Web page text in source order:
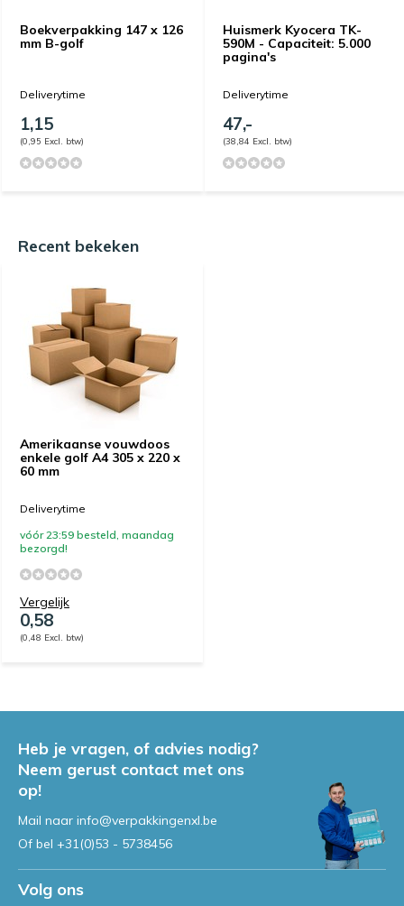
Boekverpakking 147 x 126
mm B-golf
Deliverytime
1,15
(0,95 Excl. btw)
Huismerk Kyocera TK-
590M - Capaciteit: 5.000
pagina's
Deliverytime
47,-
(38,84 Excl. btw)
Recent bekeken
Amerikaanse vouwdoos
enkele golf A4 305 x 220 x
60 mm
Deliverytime
vóór 23:59 besteld, maandag
bezorgd!
Vergelijk
0,58
(0,48 Excl. btw)
Heb je vragen, of advies nodig?
Neem gerust contact met ons
op!
Mail naar info@verpakkingenxl.be
Of bel +31(0)53 - 5738456
Volg ons